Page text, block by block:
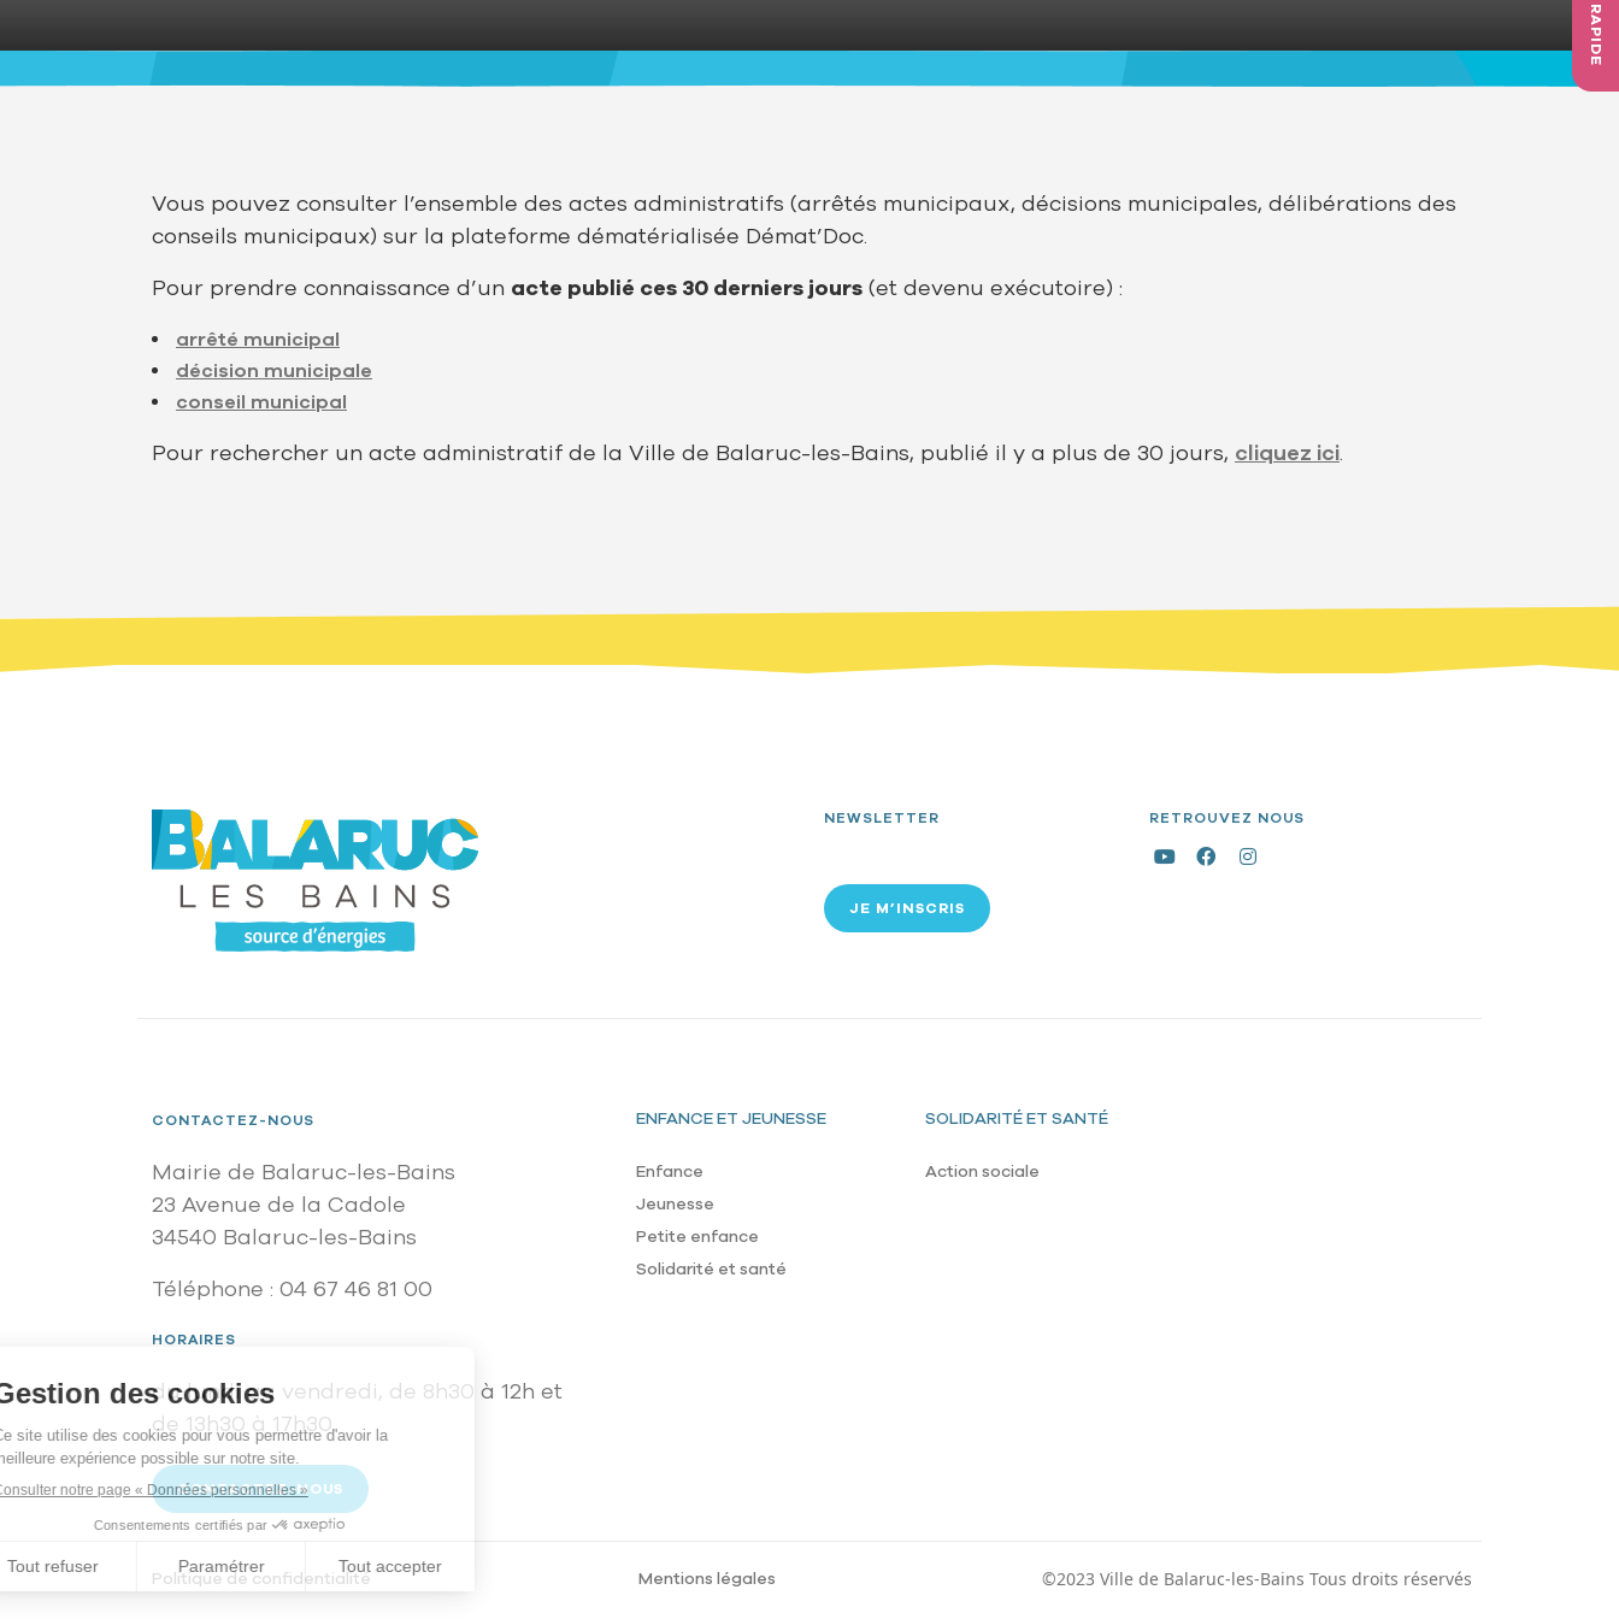
Vous pouvez consulter l’ensemble des actes administratifs (arrêtés municipaux, décisions municipales, délibérations des
conseils municipaux) sur la plateforme dématérialisée Démat’Doc.
Pour prendre connaissance d’un acte publié ces 30 derniers jours (et devenu exécutoire) :
arrêté municipal
décision municipale
conseil municipal
Pour rechercher un acte administratif de la Ville de Balaruc-les-Bains, publié il y a plus de 30 jours, cliquez ici.
NEWSLETTER
JE M’INSCRIS
RETROUVEZ NOUS
CONTACTEZ-NOUS
Mairie de Balaruc-les-Bains
23 Avenue de la Cadole
34540 Balaruc-les-Bains
Téléphone : 04 67 46 81 00
HORAIRES
du lundi au vendredi, de 8h30 à 12h et
de 13h30 à 17h30.
CONTACTEZ-NOUS
Pied de page
ENFANCE ET JEUNESSE
Enfance
Jeunesse
Petite enfance
Solidarité et santé
SOLIDARITÉ ET SANTÉ
Action sociale
Menu footer bottom ©2023 Ville de Balaruc-les-Bains Tous droits réservés
Mentions légales
Politique de confidentialité